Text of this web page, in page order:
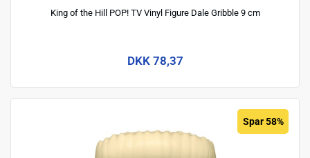
King of the Hill POP! TV Vinyl Figure Dale Gribble 9 cm
DKK 78,37
Spar 58%